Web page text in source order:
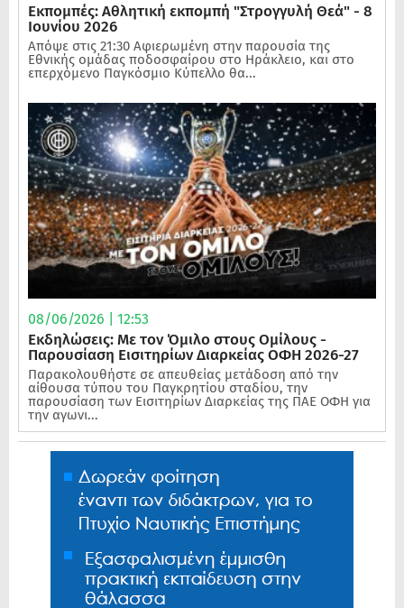
Εκπομπές: Αθλητική εκπομπή "Στρογγυλή Θεά" - 8
Ιουνίου 2026
Απόψε στις 21:30 Αφιερωμένη στην παρουσία της
Εθνικής ομάδας ποδοσφαίρου στο Ηράκλειο, και στο
επερχόμενο Παγκόσμιο Κύπελλο θα...
08/06/2026 | 12:53
Εκδηλώσεις: Με τον Όμιλο στους Ομίλους -
Παρουσίαση Εισιτηρίων Διαρκείας ΟΦΗ 2026-27
Παρακολουθήστε σε απευθείας μετάδοση από την
αίθουσα τύπου του Παγκρητίου σταδίου, την
παρουσίαση των Εισιτηρίων Διαρκείας της ΠΑΕ ΟΦΗ για
την αγωνι...